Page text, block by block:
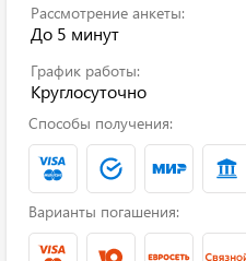
Рассмотрение анкеты:
До 5 минут
График работы:
Круглосуточно
Способы получения:
Варианты погашения: